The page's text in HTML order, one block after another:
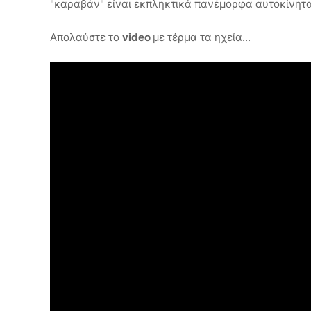
"καραβάν" είναι εκπληκτικά πανέμορφα
Απολαύστε το video με τέρμα τα ηχεία...